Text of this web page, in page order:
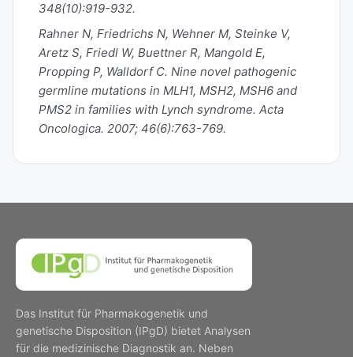
348(10):919-932.
Rahner N, Friedrichs N, Wehner M, Steinke V,
Aretz S, Friedl W, Buettner R, Mangold E,
Propping P, Walldorf C. Nine novel pathogenic
germline mutations in MLH1, MSH2, MSH6 and
PMS2 in families with Lynch syndrome. Acta
Oncologica. 2007; 46(6):763-769.
Das Institut für Pharmakogenetik und
genetische Disposition (IPgD) bietet Analysen
für die medizinische Diagnostik an. Neben